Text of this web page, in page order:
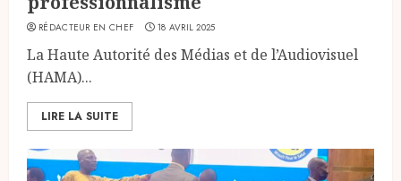
RÉDACTEUR EN CHEF 18 AVRIL 2025
La Haute Autorité des Médias et de l’Audiovisuel
(HAMA)...
LIRE LA SUITE